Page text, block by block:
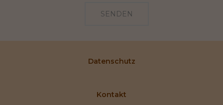
SENDEN
Datenschutz
Kontakt